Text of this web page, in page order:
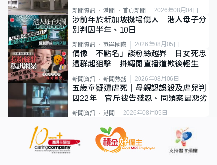
新聞資訊 港聞 首頁新聞 2026年08月04日
涉前年於新加坡機場傷人 港人母子分
別判囚半年、10日
新聞資訊 兩岸國際 2026年08月05日
偶像「不點名」談粉絲越界 日女死忠
遭群起狙擊 掛繩開直播道歉後輕生
新聞資訊 新聞熱話 2026年08月06日
五歲童疑遭虐死｜母親認誤殺及虐兒判
囚22年 官斥被告殘忍、同類案最惡劣
新聞資訊 港聞 2026年08月05日